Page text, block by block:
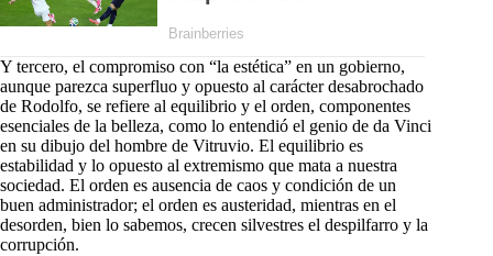
Y tercero, el compromiso con “la estética” en un gobierno,
aunque parezca superfluo y opuesto al carácter desabrochado
de Rodolfo, se refiere al equilibrio y el orden, componentes
esenciales de la belleza, como lo entendió el genio de da Vinci
en su dibujo del hombre de Vitruvio. El equilibrio es
estabilidad y lo opuesto al extremismo que mata a nuestra
sociedad. El orden es ausencia de caos y condición de un
buen administrador; el orden es austeridad, mientras en el
desorden, bien lo sabemos, crecen silvestres el despilfarro y la
corrupción.